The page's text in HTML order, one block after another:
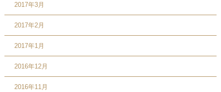
2017年3月
2017年2月
2017年1月
2016年12月
2016年11月